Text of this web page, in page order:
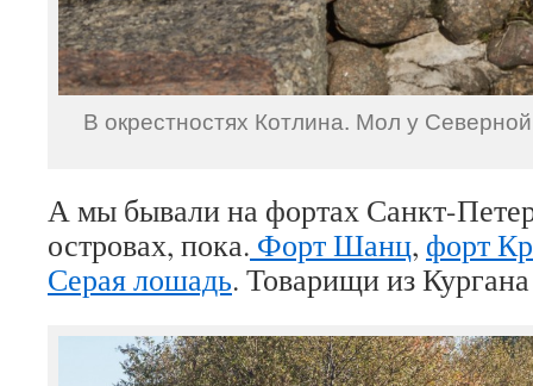
В окрестностях Котлина. Мол у
А мы бывали на фортах Санкт-
островах, пока. Форт Шанц, форт
Серая лошадь. Товарищи из